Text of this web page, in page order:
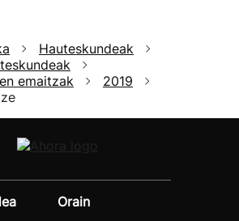
Hauteskundeak
emaitzak
2019
Orain